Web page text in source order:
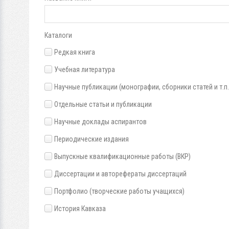
Каталоги
Редкая книга
Учебная литература
Научные публикации (монографии, сборники статей и
Отдельные статьи и публикации
Научные доклады аспирантов
Периодические издания
Выпускные квалификационные работы (ВКР)
Диссертации и авторефераты диссертаций
Портфолио (творческие работы учащихся)
История Кавказа